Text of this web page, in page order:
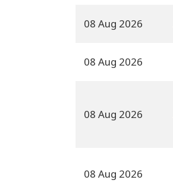
08 Aug 2026
08 Aug 2026
08 Aug 2026
08 Aug 2026